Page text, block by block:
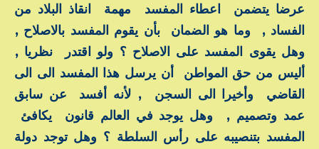
عرضا يتضمن اعطاء المفسد مهمة انقاذ البلاد من
الفساد , وما هو الضمان بأن يقوم المفسد بالاصلاح ,
وهل يقوى المفسد على الاصلاح ؟ ولو اقتدر نظريا ,
أليس من حق المواطن أن يرسل هذا المفسد الى الى
القاضي وأخيرا الى السجن , لأنه أفسد عن سابق
عمد وتصميم , وهل يوجد في العالم قانون يكافئ
المفسد بتنصيبه على رأس السلطة ؟ وهل توجد دولة